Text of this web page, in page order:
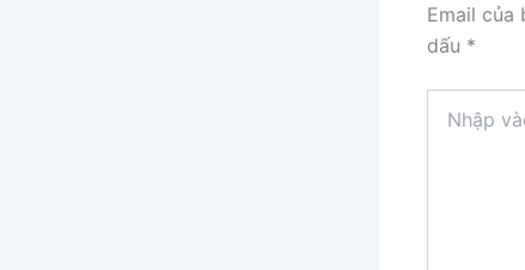
Email của
dấu *
vào